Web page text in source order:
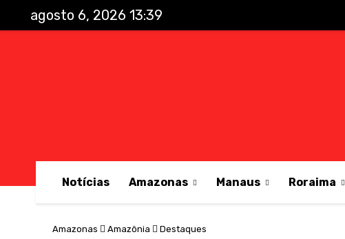
agosto 6, 2026 13:39
Notícias Amazonas Manaus Roraima
Amazonas Amazônia Destaques